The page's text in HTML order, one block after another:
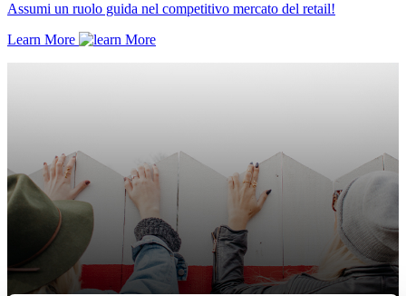
Assumi un ruolo guida nel competitivo mercato del retail!
Learn More